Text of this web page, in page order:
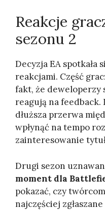
Reakcje
sezonu 2
Decyzja EA spotkała
reakcjami. Część
fakt, że deweloperzy
reagują na feedback.
dłuższa przerwa
wpłynąć na tempo
zainteresowanie
Drugi sezon
moment dla
pokazać, czy
najczęściej